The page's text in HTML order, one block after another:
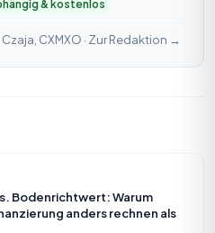
& kostenlos
CXMXO · Zur Redaktion →
Bodenrichtwert: Warum
anders rechnen als